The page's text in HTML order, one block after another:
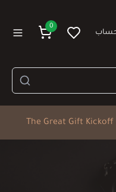
The Great Gift Kickoff
حساب
0